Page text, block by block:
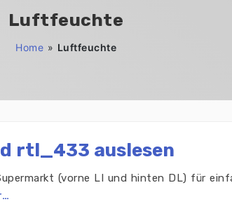
Luftfeuchte
Home » Luftfeuchte
rtl_433 auslesen
(vorne LI und hinten DL) für